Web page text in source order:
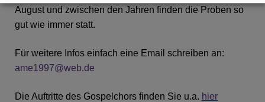
August und zwischen den Jahren finden die Proben so
gut wie immer statt.
Für weitere Infos einfach eine Email schreiben an:
ame1997@web.de
Die Auftritte des Gospelchors finden Sie u.a. hier